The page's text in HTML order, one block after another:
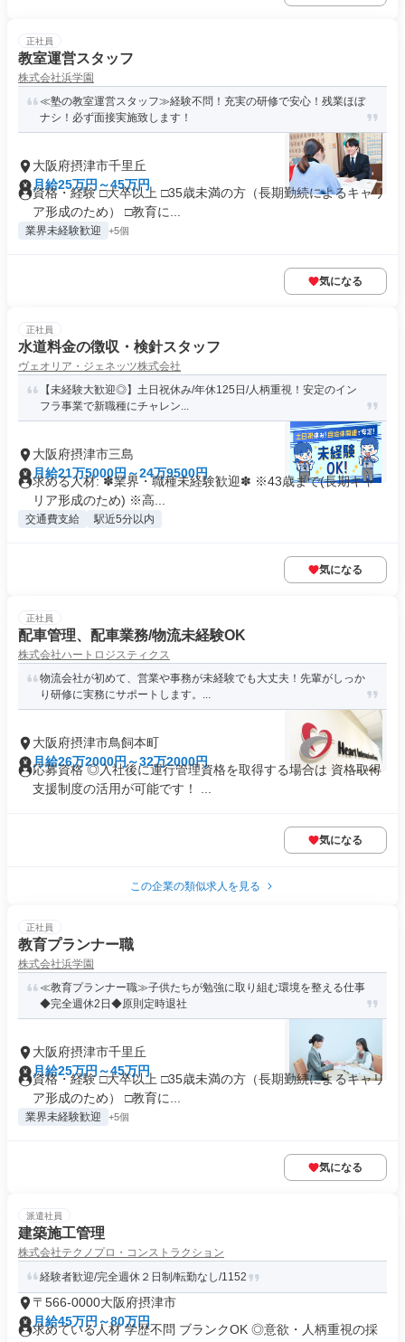
正社員
教室運営スタッフ
株式会社浜学園
≪塾の教室運営スタッフ≫経験不問！充実の研修で安心！残業ほぼ
ナシ！必ず面接実施致します！
大阪府摂津市千里丘
月給25万円～45万円
資格・経験 □大卒以上 □35歳未満の方（長期勤続によるキャリ
ア形成のため） □教育に...
業界未経験歓迎 +5個
気になる
正社員
水道料金の徴収・検針スタッフ
ヴェオリア・ジェネッツ株式会社
【未経験大歓迎◎】土日祝休み/年休125日/人柄重視！安定のイン
フラ事業で新職種にチャレン...
大阪府摂津市三島
月給21万5000円～24万9500円
求める人材: ✽業界・職種未経験歓迎✽ ※43歳まで(長期キャ
リア形成のため) ※高...
交通費支給 駅近5分以内
気になる
正社員
配車管理、配車業務/物流未経験OK
株式会社ハートロジスティクス
物流会社が初めて、営業や事務が未経験でも大丈夫！先輩がしっか
り研修に実務にサポートします。...
大阪府摂津市鳥飼本町
月給26万2000円～32万2000円
応募資格 ◎入社後に運行管理資格を取得する場合は 資格取得
支援制度の活用が可能です！ ...
気になる
この企業の類似求人を見る
正社員
教育プランナー職
株式会社浜学園
≪教育プランナー職≫子供たちが勉強に取り組む環境を整える仕事
◆完全週休2日◆原則定時退社
大阪府摂津市千里丘
月給25万円～45万円
資格・経験 □大卒以上 □35歳未満の方（長期勤続によるキャリ
ア形成のため） □教育に...
業界未経験歓迎 +5個
気になる
派遣社員
建築施工管理
株式会社テクノプロ・コンストラクション
経験者歓迎/完全週休２日制/転勤なし/1152
〒566-0000大阪府摂津市
月給45万円～80万円
求めている人材 学歴不問 ブランクOK ◎意欲・人柄重視の採